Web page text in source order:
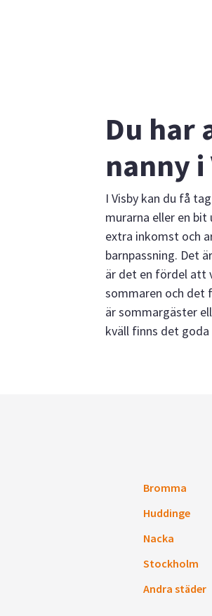
Du har
nanny i
I Visby kan du få
murarna eller en
extra inkomst och
barnpassning. Det
är det en fördel att
sommaren och det
är sommargäster
kväll finns det
Bromma
Huddinge
Nacka
Stockholm
Andra städer